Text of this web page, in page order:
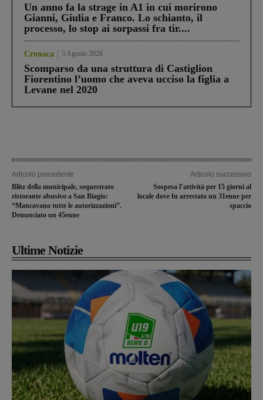
Un anno fa la strage in A1 in cui morirono
Gianni, Giulia e Franco. Lo schianto, il
processo, lo stop ai sorpassi fra tir....
Cronaca 3 Agosto 2026
Scomparso da una struttura di Castiglion
Fiorentino l’uomo che aveva ucciso la figlia a
Levane nel 2020
Articolo precedente
Blitz della municipale, sequestrato
ristorante abusivo a San Biagio:
“Mancavano tutte le autorizzazioni”.
Denunciato un 45enne
Articolo successivo
Sospesa l’attività per 15 giorni al
locale dove fu arrestato un 31enne per
spaccio
Ultime Notizie